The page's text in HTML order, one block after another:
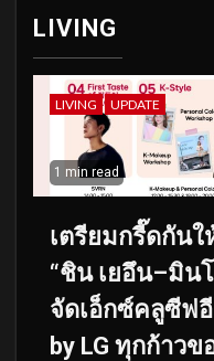
LIVING
LIVING UPDATE
1 min read
เตรียมกรี๊ดกัน
“ชิน เยอึน–มิน
จัดเอ็กซ์คลูซีฟอี
by LG ทุกก้าว